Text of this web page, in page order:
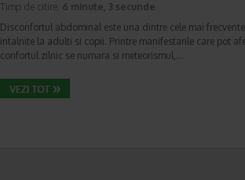
Timp de citire: 6 minute, 3 secunde
Disconfortul abdominal este una dintre cele mai
intalnite la adulti si copii. Printre manifestarile care pot
confortul zilnic se numara si meteorismul,…